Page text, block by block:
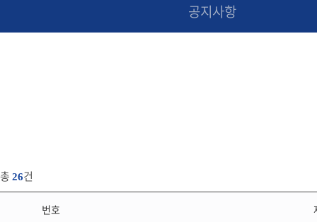
공지사항
총 26건
번호